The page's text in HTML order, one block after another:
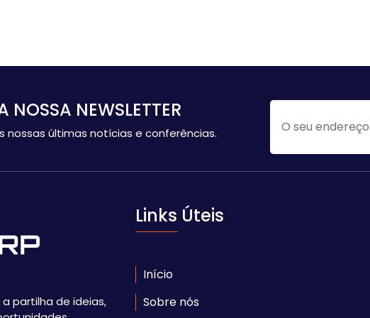
NOSSA NEWSLETTER
nossas últimas notícias e conferências.
partilha de ideias,
Links Úteis
Início
Sobre nós